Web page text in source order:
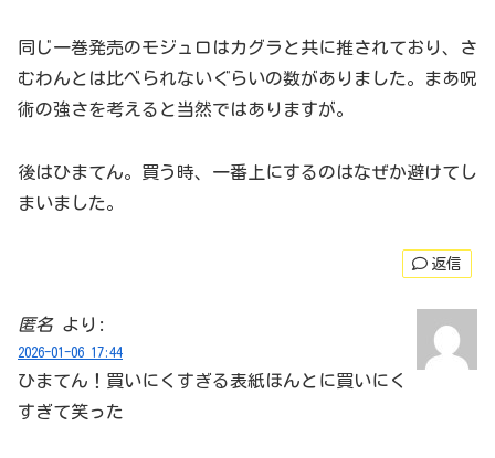
同じ一巻発売のモジュロはカグラと共に推されており、さ
むわんとは比べられないぐらいの数がありました。まあ呪
術の強さを考えると当然ではありますが。
後はひまてん。買う時、一番上にするのはなぜか避けてし
まいました。
返信
匿名 より:
2026-01-06 17:44
ひまてん！買いにくすぎる表紙ほんとに買いにく
すぎて笑った